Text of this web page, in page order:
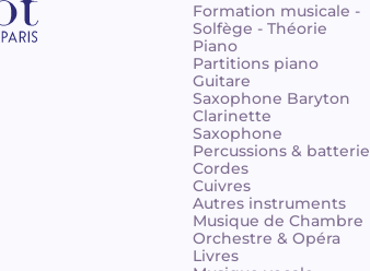
Formation musicale -
Solfège - Théorie
Piano
Partitions piano
Guitare
Saxophone Baryton
Clarinette
Saxophone
Percussions & batterie
Cordes
Cuivres
Autres instruments
Musique de Chambre
Orchestre & Opéra
Livres